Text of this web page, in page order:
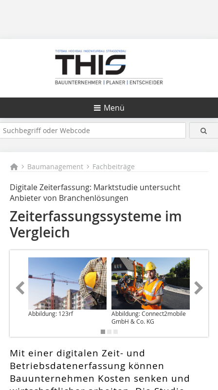
Menü
Baumanagement Fachbeiträge
Digitale Zeiterfassung: Marktstudie untersucht
Anbieter von Branchenlösungen
Zeiterfassungssysteme im
Vergleich
Abbildung: 123rf
Abbildung: Connect2mobile
GmbH & Co. KG
Mit einer digitalen Zeit- und
Betriebsdatenerfassung können
Bauunternehmen Kosten senken und